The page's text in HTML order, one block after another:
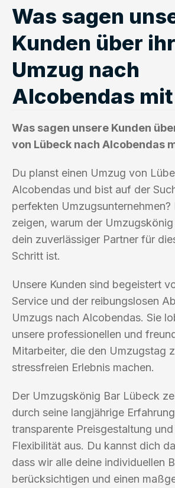
Was sagen
Kunden über
Umzug nach
Alcobendas
Was sagen unsere Kunden
von Lübeck nach Alcobendas
Du planst einen Umzug von
Alcobendas und bist auf der
perfekten Umzugsunternehmen?
zeigen, warum der
dein zuverlässiger Partner für
Schritt ist.
Unsere Kunden sind begeistert
Service und der reibungslosen
Umzugs nach Alcobendas. Sie
unsere professionellen und
Mitarbeiter, die den Umzugstag
stressfreien Erlebnis machen.
Der Umzugskönig Bar Lübeck
durch seine langjährige
transparente Preisgestaltung
Flexibilität aus. Du kannst dich
dass wir alle deine individuellen
berücksichtigen und einen